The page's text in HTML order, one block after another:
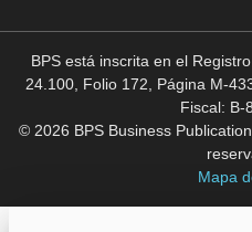
BPS está inscrita en el
24.100, Folio 172, Página M-
Fiscal: B-
© 2026 BPS Business
Mapa